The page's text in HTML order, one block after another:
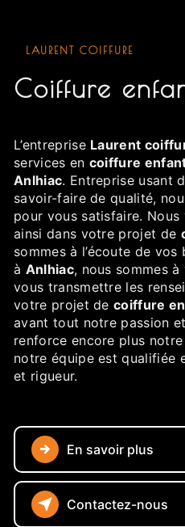
LAURENT COIFFURE
coiffure
L’entreprise Laurent
services en coiffure
Anlhiac. Entreprise usant
savoir-faire de qualité,
pour vous satisfaire.
ainsi dans votre projet de
sommes à l’écoute de
à Anlhiac, nous sommes
vous transmettre les
votre projet decoiffure
avant tout notre passion
renforce encore plus
notre équipe est qualifiée
et rigueur.
En savoir plus
Contactez-nous